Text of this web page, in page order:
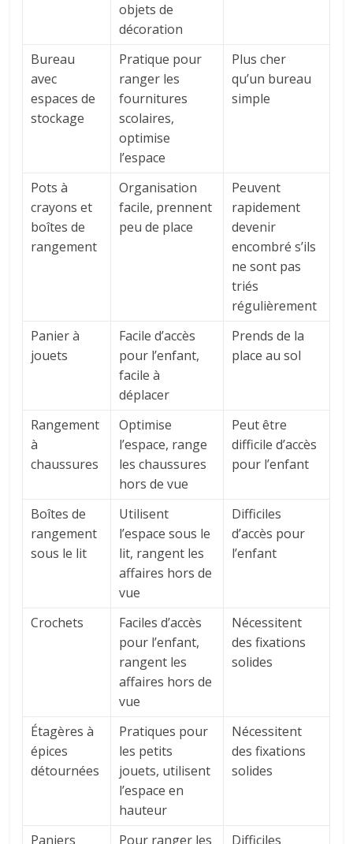
objets de
décoration
Bureau
avec
espaces de
stockage
Pratique pour
ranger les
fournitures
scolaires,
optimise
l’espace
Plus cher
qu’un bureau
simple
Pots à
crayons et
boîtes de
rangement
Organisation
facile, prennent
peu de place
Peuvent
rapidement
devenir
encombré s’ils
ne sont pas
triés
régulièrement
Panier à
jouets
Facile d’accès
pour l’enfant,
facile à
déplacer
Prends de la
place au sol
Rangement
à
chaussures
Optimise
l’espace, range
les chaussures
hors de vue
Peut être
difficile d’accès
pour l’enfant
Boîtes de
rangement
sous le lit
Utilisent
l’espace sous le
lit, rangent les
affaires hors de
vue
Difficiles
d’accès pour
l’enfant
Crochets
Faciles d’accès
pour l’enfant,
rangent les
affaires hors de
vue
Nécessitent
des fixations
solides
Étagères à
épices
détournées
Pratiques pour
les petits
jouets, utilisent
l’espace en
hauteur
Nécessitent
des fixations
solides
Paniers Pour ranger les Difficiles